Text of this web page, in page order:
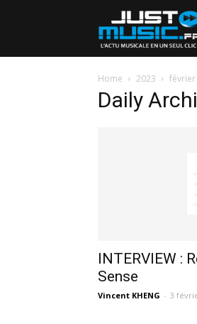
Home 2023 février
Daily
INTERVIEW :
Sense
Vincent KHENG - 3